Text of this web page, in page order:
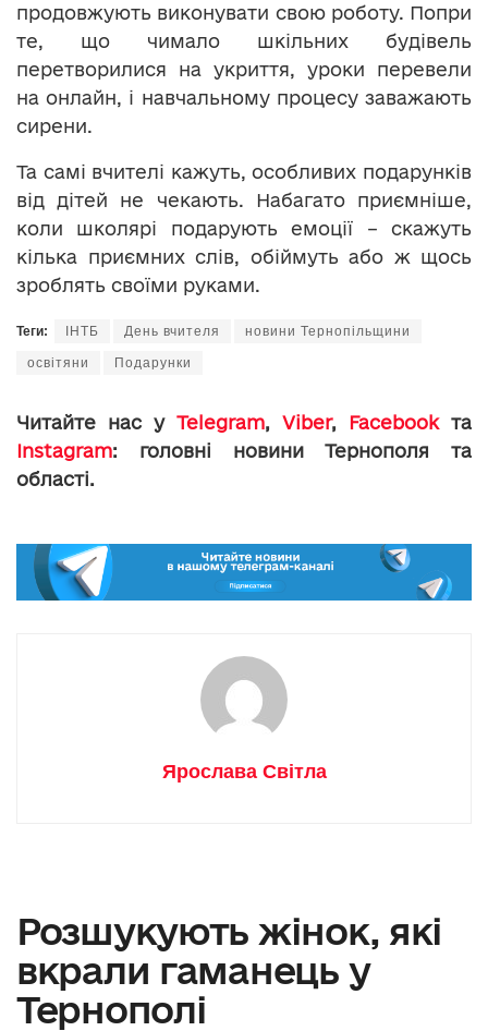
продовжують виконувати свою роботу. Попри
те, що чимало шкільних будівель
перетворилися на укриття, уроки перевели
на онлайн, і навчальному процесу заважають
сирени.
Та самі вчителі кажуть, особливих подарунків
від дітей не чекають. Набагато приємніше,
коли школярі подарують емоції – скажуть
кілька приємних слів, обіймуть або ж щось
зроблять своїми руками.
Теги: ІНТБ День вчителя новини Тернопільщини
освітяни Подарунки
Читайте нас у Telegram, Viber, Facebookта
Instagram: головні новини Тернополя та
області.
Ярослава Світла
Розшукують жінок, які
вкрали гаманець у
Тернополі